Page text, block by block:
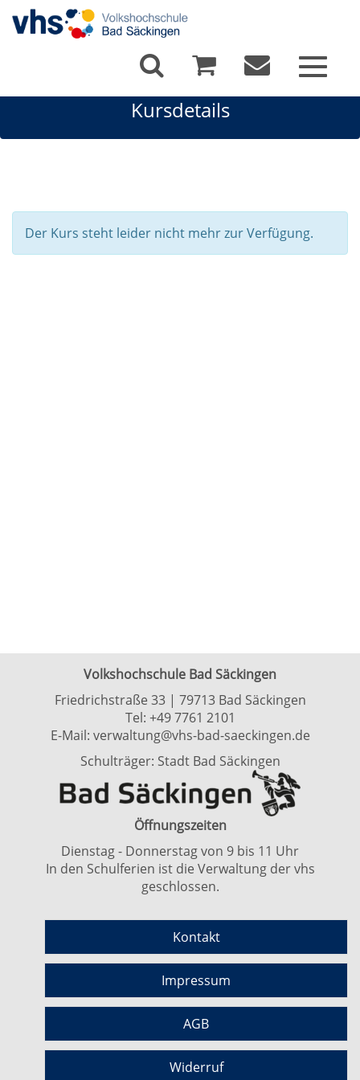
Toggle
Kursdetails
Der Kurs steht leider nicht mehr zur Verfügung.
Volkshochschule Bad Säckingen
Friedrichstraße 33 | 79713 Bad Säckingen
Tel: +49 7761 2101
E-Mail: verwaltung@vhs-bad-saeckingen.de
Schulträger: Stadt Bad Säckingen
Öffnungszeiten
Dienstag - Donnerstag von 9 bis 11 Uhr
In den Schulferien ist die Verwaltung der vhs
geschlossen.
Kontakt
Impressum
AGB
Widerruf